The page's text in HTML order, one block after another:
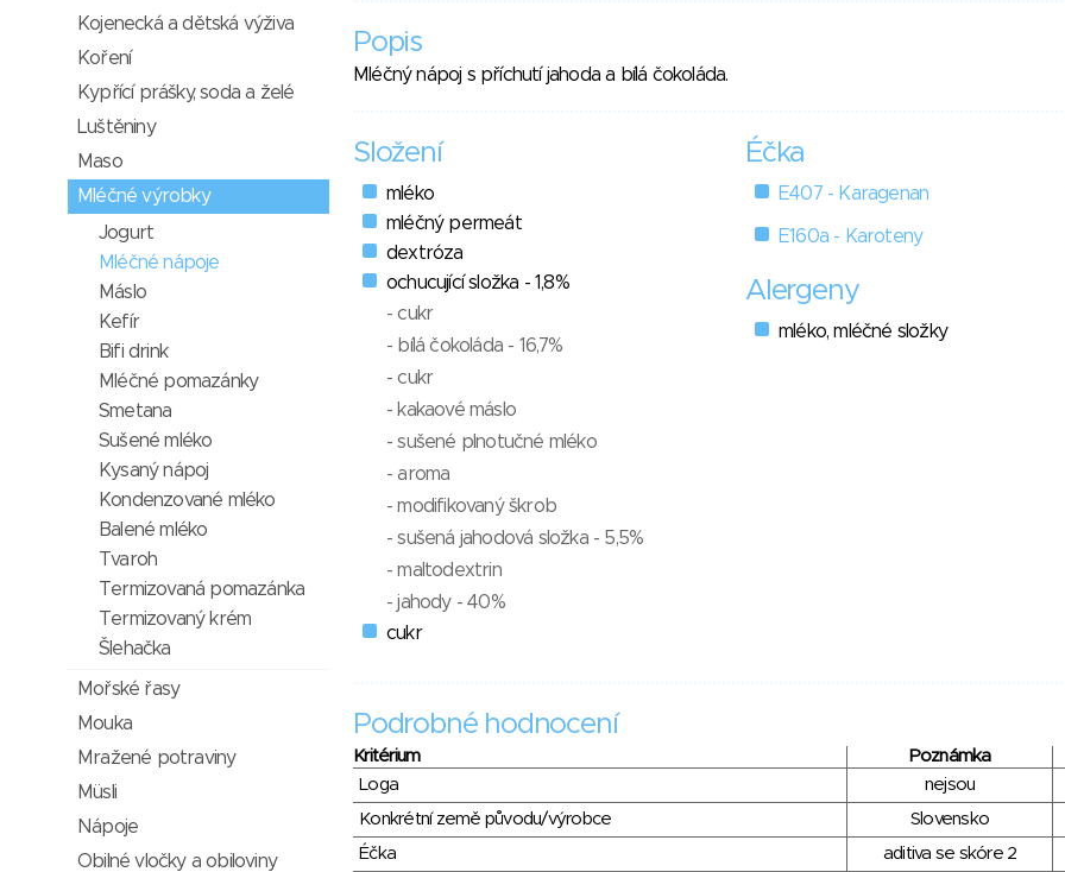
Popis
Mléčný nápoj s příchutí jahoda a bílá čokoláda.
Složení
mléko
mléčný permeát
dextróza
ochucující složka - 1,8%
- cukr
- bílá čokoláda - 16,7%
- cukr
- kakaové máslo
- sušené plnotučné mléko
- aroma
- modifikovaný škrob
- sušená jahodová složka - 5,5%
- maltodextrin
- jahody - 40%
cukr
Éčka
E407 - Karagenan
E160a - Karoteny
Alergeny
mléko, mléčné složky
Podrobné hodnocení
Kritérium Poznámka
Loga
nejsou
Konkrétní země původu/výrobce
Slovensko
Éčka
aditiva se skóre 2
Kojenecká a dětská výživa
Koření
Kypřící prášky, soda a želé
Luštěniny
Maso
Mléčné výrobky
Jogurt
Mléčné nápoje
Máslo
Kefír
Bifi drink
Mléčné pomazánky
Smetana
Sušené mléko
Kysaný nápoj
Kondenzované mléko
Balené mléko
Tvaroh
Termizovaná pomazánka
Termizovaný krém
Šlehačka
Mořské řasy
Mouka
Mražené potraviny
Müsli
Nápoje
Obilné vločky a obiloviny